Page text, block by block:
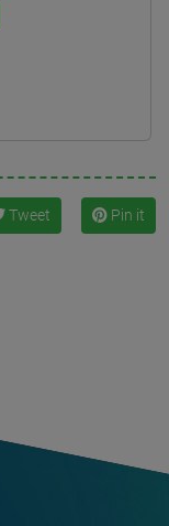
Tweet Pin it